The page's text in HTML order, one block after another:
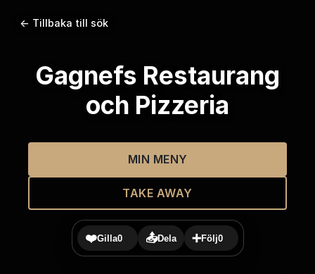
← Tillbaka till sök
Gagnefs Restaurang
och Pizzeria
MIN MENY
TAKE AWAY
❤️Gilla0 📤Dela ➕Följ0